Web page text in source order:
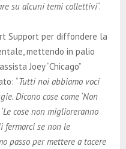
su alcuni temi collettivi“.
Support per diffondere la
mettendo in palio
Joey “Chicago”
“Tutti noi abbiamo voci
Dicono cose come ‘Non
‘Le cose non miglioreranno
fermarci se non le
passo per mettere a tacere